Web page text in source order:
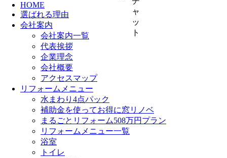
HOME
選ばれる理由
会社案内
会社案内一覧
代表挨拶
企業理念
会社概要
アクセスマップ
リフォームメニュー
水まわり4点パック
補助金を使ってお得に窓リノベ
まるごとリフォーム508万円プラン
リフォームメニュー一覧
浴室
トイレ